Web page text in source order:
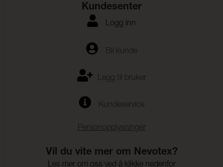
Kundesenter
Logg inn
Bli kunde
Legg til bruker
Kundeservice
Personopplysninger
Vil du vite mer om Nevotex?
Les mer om oss ved å klikke nedenfor